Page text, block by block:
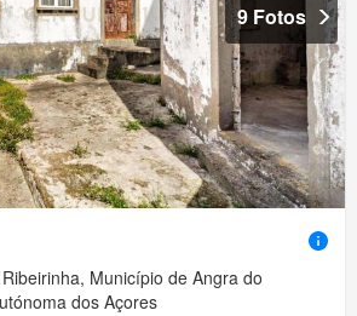
9 Fotos
Município de Angra do
dos Açores